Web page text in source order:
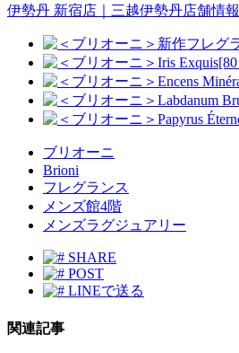
伊勢丹 新宿店｜三越伊勢丹店舗情報
ブリオーニ
Brioni
フレグランス
メンズ館4階
メンズラグジュアリー
SHARE
POST
LINEで送る
関連記事